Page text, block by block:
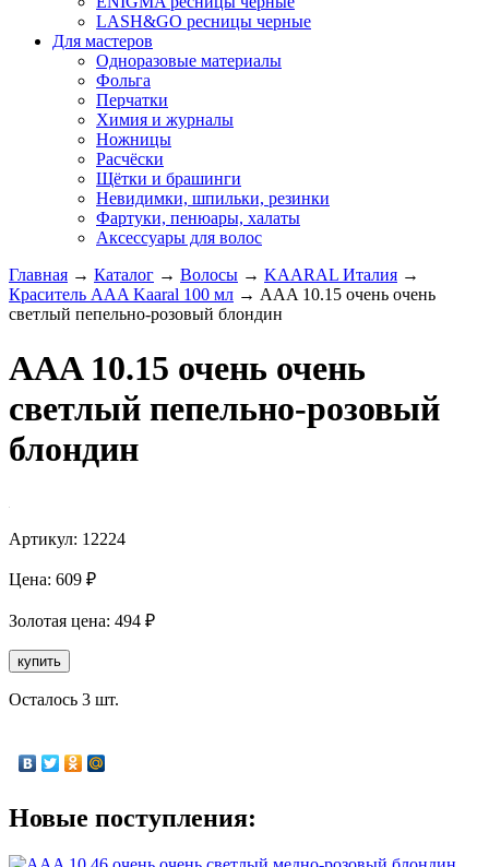
LASH&GO ресницы черные
Для мастеров
Одноразовые материалы
Фольга
Перчатки
Химия и журналы
Ножницы
Расчёски
Щётки и брашинги
Невидимки, шпильки, резинки
Фартуки, пенюары, халаты
Аксессуары для волос
Главная → Каталог → Волосы → KAARAL Италия →
Краситель AAA Kaaral 100 мл → AAA 10.15 очень очень
светлый пепельно-розовый блондин
AAA 10.15 очень очень
светлый пепельно-розовый
блондин
Артикул: 12224
Цена: 609 ₽
Золотая цена: 494 ₽
купить
Осталось 3 шт.
Новые поступления: